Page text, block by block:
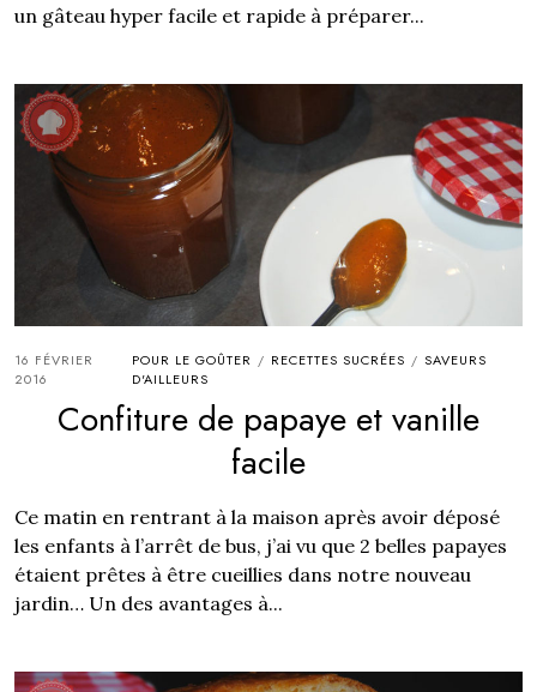
un gâteau hyper facile et rapide à préparer...
16 FÉVRIER
2016
POUR LE GOÛTER / RECETTES SUCRÉES / SAVEURS
D'AILLEURS
Confiture de papaye et vanille
facile
Ce matin en rentrant à la maison après avoir déposé
les enfants à l’arrêt de bus, j’ai vu que 2 belles papayes
étaient prêtes à être cueillies dans notre nouveau
jardin… Un des avantages à...